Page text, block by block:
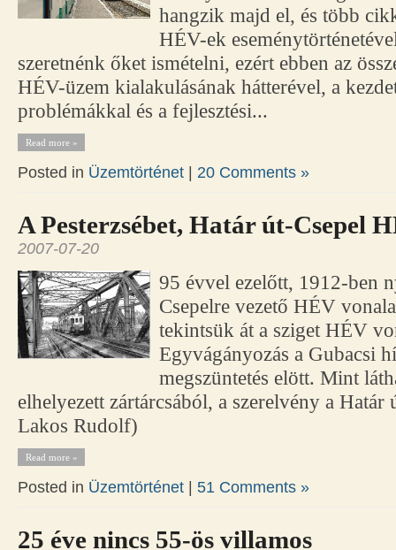
hangzik majd el, és több
HÉV-ek
szeretnénk őket ismételni, ezért ebben az
HÉV-üzem kialakulásának hátterével, a
problémákkal és a fejlesztési...
Read more »
Posted in Üzemtörténet 20 Comments »
A Pesterzsébet, Határ út-Csepel
2007-07-20
95 évvel ezelőtt, 1912-ben
Csepelre vezető HÉV
tekintsük át a sziget HÉV
Egyvágányozás a Gubacsi
megszüntetés elött. Mint
elhelyezett zártárcsából, a szerelvény a
Lakos Rudolf)
Read more »
Posted in Üzemtörténet 51 Comments »
25 éve nincs 55-ös villamos